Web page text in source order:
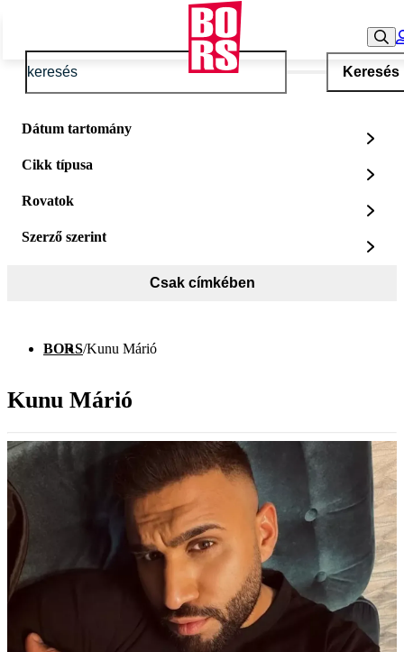
Keresés
Dátum tartomány
Cikk típusa
Rovatok
Szerző szerint
Csak címkében
BORS/Kunu Márió
Kunu Márió